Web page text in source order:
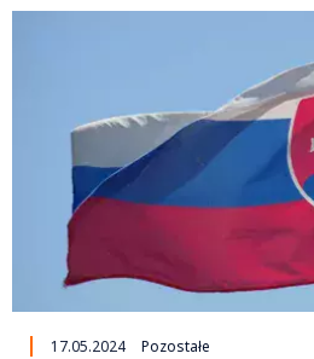
17.05.2024 Pozostałe